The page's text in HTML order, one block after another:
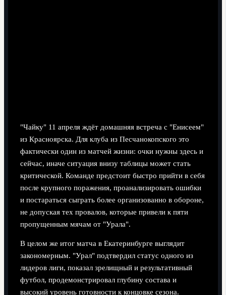
"Чайку" 11 апреля ждёт домашняя встреча с "Енисеем"
из Красноярска. Для клуба из Песчанокопского это
фактически один из матчей жизни: очки нужны здесь и
сейчас, иначе ситуация внизу таблицы может стать
критической. Команде предстоит быстро прийти в себя
после крупного поражения, проанализировать ошибки
и постараться сыграть более организованно в обороне,
не допуская тех провалов, которые привели к пяти
пропущенным мячам от "Урала".
В целом же итог матча в Екатеринбурге выглядит
закономерным. "Урал" подтвердил статус одного из
лидеров лиги, показал зрелищный и результативный
футбол, продемонстрировал глубину состава и
высокий уровень готовности к концовке сезона.